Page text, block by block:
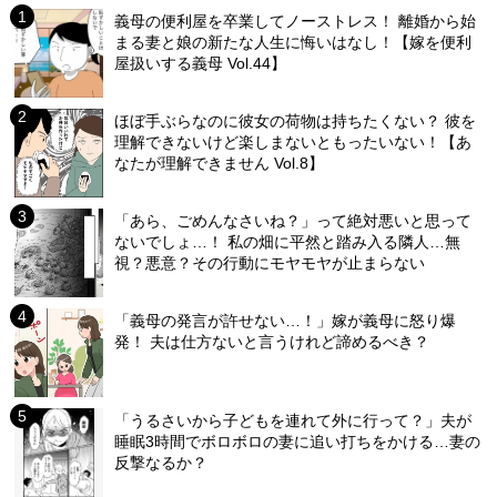
義母の便利屋を卒業してノーストレス！ 離婚から始
まる妻と娘の新たな人生に悔いはなし！【嫁を便利
屋扱いする義母 Vol.44】
ほぼ手ぶらなのに彼女の荷物は持ちたくない？ 彼を
理解できないけど楽しまないともったいない！【あ
なたが理解できません Vol.8】
「あら、ごめんなさいね？」って絶対悪いと思って
ないでしょ…！ 私の畑に平然と踏み入る隣人…無
視？悪意？その行動にモヤモヤが止まらない
「義母の発言が許せない…！」嫁が義母に怒り爆
発！ 夫は仕方ないと言うけれど諦めるべき？
「うるさいから子どもを連れて外に行って？」夫が
睡眠3時間でボロボロの妻に追い打ちをかける…妻の
反撃なるか？